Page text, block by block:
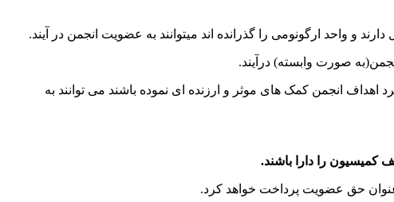
و واحد ارگونومی را گذرانده اند میتوانند به عضویت انجمن در آیند.
صورت وابسته) درآیند.
انجمن کمک های موثر و ارزنده ای نموده باشند می توانند به
حق عضویت پرداخت خواهد کرد.